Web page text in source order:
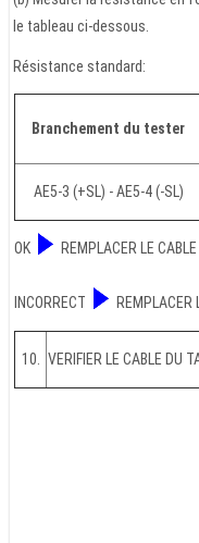
le tableau ci-dessous.
Résistance standard:
Branchement du tester
AE5-3 (+SL) - AE5-4 (-SL)
OK REMPLACER LE
INCORRECT REMPLACER
10. VERIFIER LE CABLE DU